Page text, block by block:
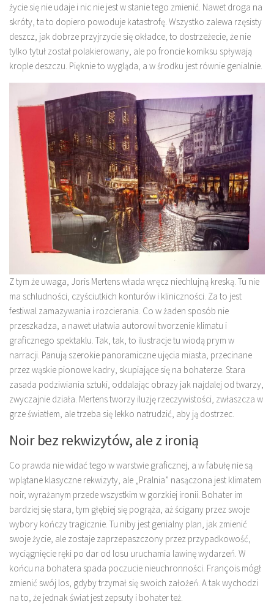
życie się nie udaje i nic nie jest w stanie tego zmienić. Nawet droga na
skróty, ta to dopiero powoduje katastrofę. Wszystko zalewa rzęsisty
deszcz, jak dobrze przyjrzycie się okładce, to dostrzeżecie, że nie
tylko tytuł został polakierowany, ale po froncie komiksu spływają
krople deszczu. Pięknie to wygląda, a w środku jest równie genialnie.
Z tym że uwaga, Joris Mertens włada wręcz niechlujną kreską. Tu nie
ma schludności, czyściutkich konturów i kliniczności. Za to jest
festiwal zamazywania i rozcierania. Co w żaden sposób nie
przeszkadza, a nawet ułatwia autorowi tworzenie klimatu i
graficznego spektaklu. Tak, tak, to ilustracje tu wiodą prym w
narracji. Panują szerokie panoramiczne ujęcia miasta, przecinane
przez wąskie pionowe kadry, skupiające się na bohaterze. Stara
zasada podziwiania sztuki, oddalając obrazy jak najdalej od twarzy,
zwyczajnie działa. Mertens tworzy iluzję rzeczywistości, zwłaszcza w
grze światłem, ale trzeba się lekko natrudzić, aby ją dostrzec.
Noir bez rekwizytów, ale z ironią
Co prawda nie widać tego w warstwie graficznej, a w fabułę nie są
wplątane klasyczne rekwizyty, ale „Pralnia” nasączona jest klimatem
noir, wyrażanym przede wszystkim w gorzkiej ironii. Bohater im
bardziej się stara, tym głębiej się pogrąża, aż ścigany przez swoje
wybory kończy tragicznie. Tu niby jest genialny plan, jak zmienić
swoje życie, ale zostaje zaprzepaszczony przez przypadkowość,
wyciągnięcie ręki po dar od losu uruchamia lawinę wydarzeń. W
końcu na bohatera spada poczucie nieuchronności. François mógł
zmienić swój los, gdyby trzymał się swoich założeń. A tak wychodzi
na to, że jednak świat jest zepsuty i bohater też.